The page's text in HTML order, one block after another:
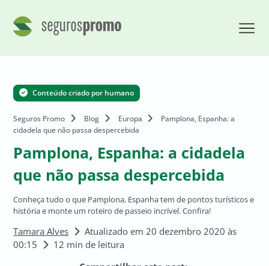
Conteúdo criado por humano
Seguros Promo Blog Europa
Pamplona, Espanha: a
cidadela que não passa despercebida
Pamplona, Espanha: a cidadela
que não passa despercebida
Conheça tudo o que Pamplona, Espanha tem de pontos turísticos e
história e monte um roteiro de passeio incrível. Confira!
Tamara Alves
Atualizado em 20 dezembro 2020 às
00:15
12 min de leitura